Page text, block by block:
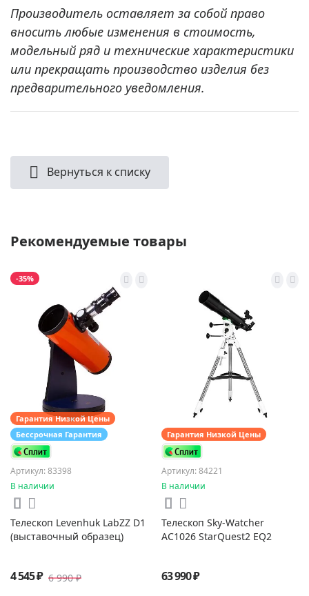
Производитель оставляет за собой право
вносить любые изменения в стоимость,
модельный ряд и технические характеристики
или прекращать производство изделия без
предварительного уведомления.
Вернуться к списку
Рекомендуемые товары
-35%
Гарантия Низкой Цены
Бессрочная Гарантия
Артикул: 83398
В наличии
Телескоп Levenhuk LabZZ D1
(выставочный образец)
4 545 ₽ 6 990 ₽
Гарантия Низкой Цены
Артикул: 84221
В наличии
Телескоп Sky-Watcher
AC1026 StarQuest2 EQ2
63 990 ₽